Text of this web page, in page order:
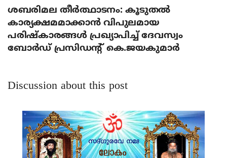
ശബരിമല തീര്‍ത്ഥാടനം: കൂടുതല്‍
കാര്യക്ഷമമാക്കാന്‍ വിപുലമായ
പരിഷ്‌കാരങ്ങള്‍ പ്രഖ്യാപിച്ച് ദേവസ്വം
ബോര്‍ഡ് പ്രസിഡന്റ് കെ.ജയകുമാര്‍
Discussion about this post